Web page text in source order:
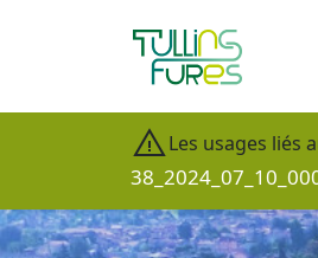
Les usages liés